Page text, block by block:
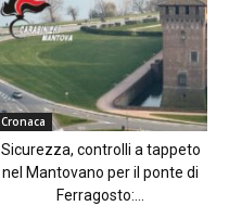
Cronaca
Sicurezza, controlli a tappeto
nel Mantovano per il ponte di
Ferragosto:...